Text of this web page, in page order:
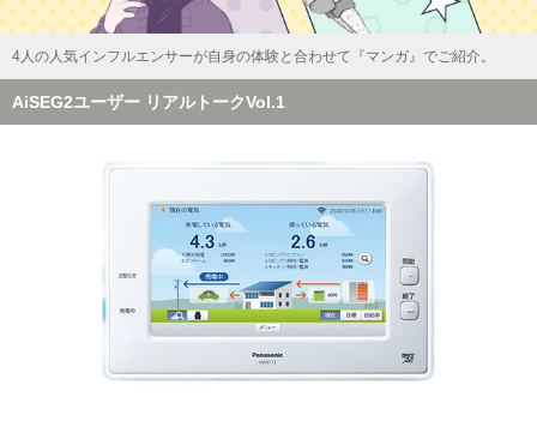
4人の人気インフルエンサーが自身の体験と合わせて『マンガ』でご紹介。
AiSEG2ユーザー リアルトークVol.1